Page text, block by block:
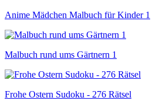
Anime Mädchen Malbuch für Kinder 1
Malbuch rund ums Gärtnern 1
Frohe Ostern Sudoku - 276 Rätsel